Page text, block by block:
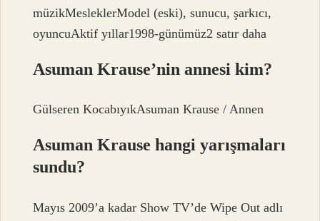
müzikMesleklerModel (eski), sunucu, şarkıcı,
oyuncuAktif yıllar1998-günümüz2 satır daha
Asuman Krause’nin annesi kim?
Gülseren KocabıyıkAsuman Krause / Annen
Asuman Krause hangi yarışmaları
sundu?
Mayıs 2009’a kadar Show TV’de Wipe Out adlı